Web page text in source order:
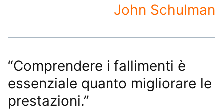
John Schulman
“Comprendere i fallimenti è
essenziale quanto migliorare le
prestazioni.”